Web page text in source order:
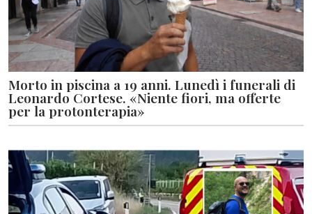
Morto in piscina a 19 anni. Lunedì i funerali di
Leonardo Cortese. «Niente fiori, ma offerte
per la protonterapia»